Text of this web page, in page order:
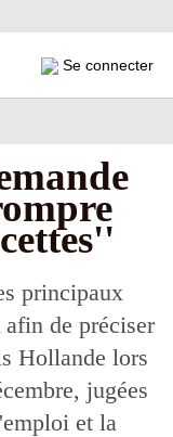
Se connecter
principaux
de préciser
Hollande lors
jugées
et la